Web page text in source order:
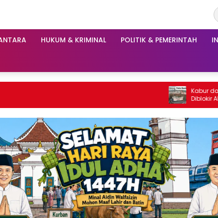
HUKUM & KRIMINAL POLITIK & PEMERINTAH
Kabur dari Rapat, PT IAM
Diblokir Aliansi GRIB Jaya, LSM
Warga PALI